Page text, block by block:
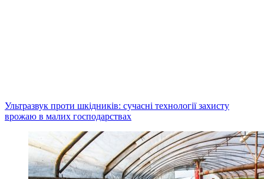
Ультразвук проти шкідників: сучасні технології захисту
врожаю в малих господарствах